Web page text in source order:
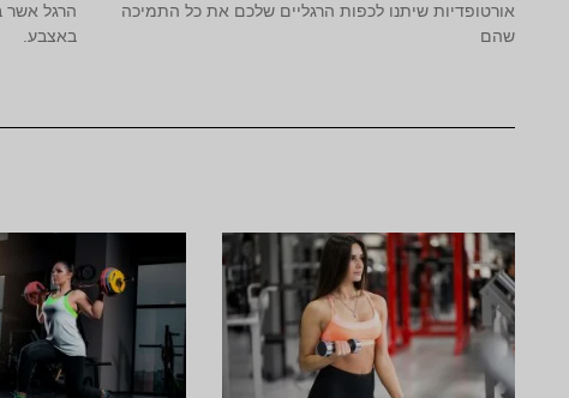
אורטופדיות שיתנו לכפות הרגליים שלכם את כל התמיכה
שהם
הרגל אשר
באצבע.